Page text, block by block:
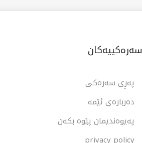
سەرەکییەکان
پەڕی سەرەکی
دەربارەی ئێمە
پەیوەندیمان پێوە بکەن
privacy policy